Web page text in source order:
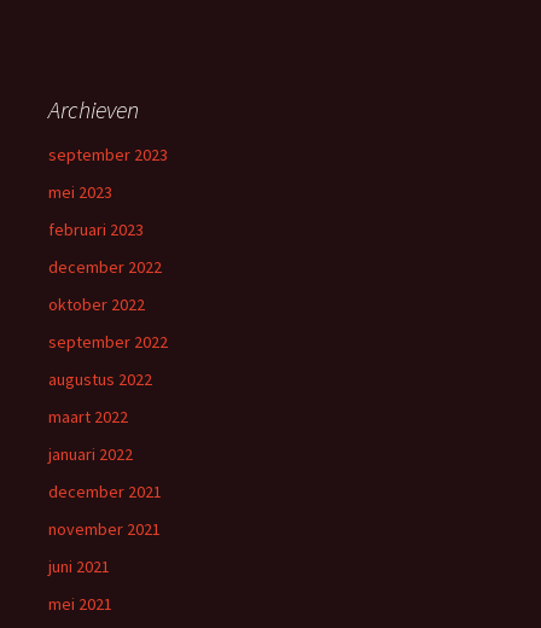
Archieven
september 2023
mei 2023
februari 2023
december 2022
oktober 2022
september 2022
augustus 2022
maart 2022
januari 2022
december 2021
november 2021
juni 2021
mei 2021